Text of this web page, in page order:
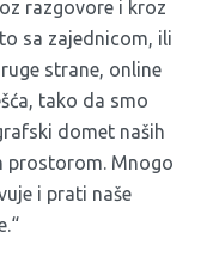
razgovore i kroz
sa zajednicom, ili
strane, online
tako da smo
domet naših
prostorom. Mnogo
i prati naše